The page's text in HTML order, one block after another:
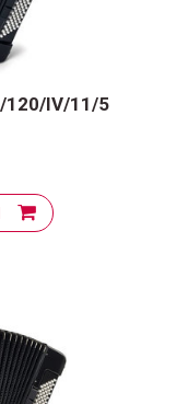
120/IV/11/5